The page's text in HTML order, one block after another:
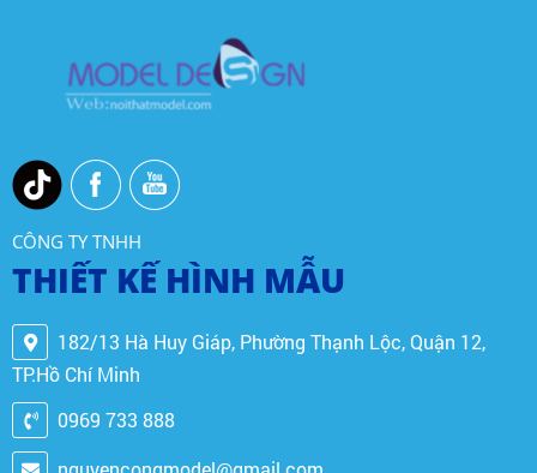
CÔNG TY TNHH
THIẾT KẾ HÌNH MẪU
182/13 Hà Huy Giáp, Phường Thạnh Lộc, Quận 12,
TP.Hồ Chí Minh
0969 733 888